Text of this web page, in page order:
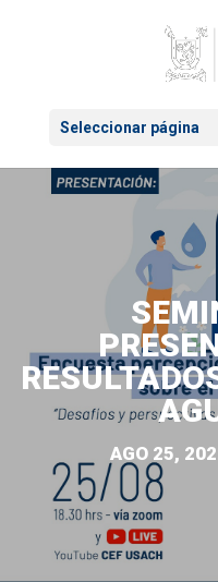
Seleccionar página
AGO 25,